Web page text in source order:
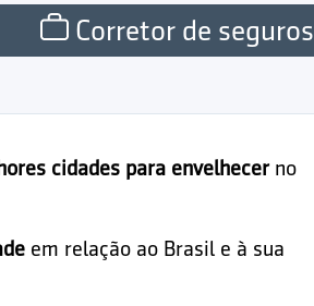
Corretor de seguros
cidades para envelhecerno
em relação ao Brasil e à sua